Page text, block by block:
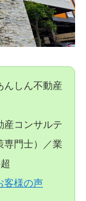
んしん不動産
産コンサルテ
専門士）／業
客様の声